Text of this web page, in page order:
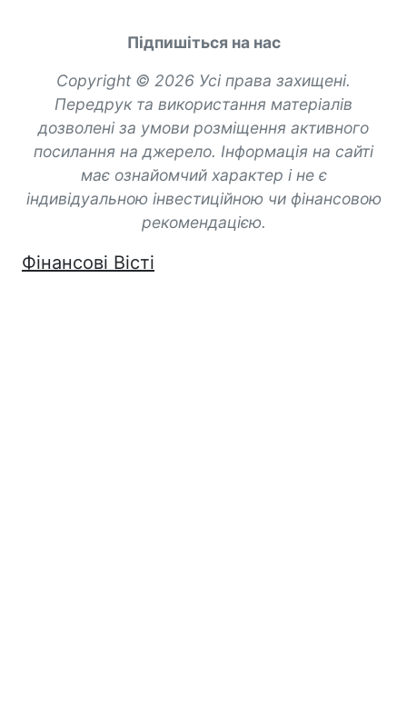
Підпишіться на нас
Copyright © 2026 Усі права захищені.
Передрук та використання матеріалів
дозволені за умови розміщення активного
посилання на джерело. Інформація на сайті
має ознайомчий характер і не є
індивідуальною інвестиційною чи фінансовою
рекомендацією.
Фінансові Вісті